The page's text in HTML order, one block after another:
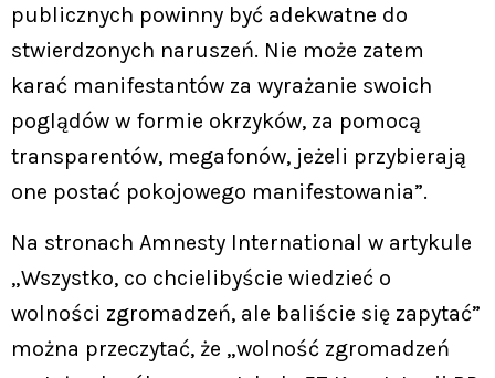
publicznych powinny być adekwatne do
stwierdzonych naruszeń. Nie może zatem
karać manifestantów za wyrażanie swoich
poglądów w formie okrzyków, za pomocą
transparentów, megafonów, jeżeli przybierają
one postać pokojowego manifestowania”.
Na stronach Amnesty International w artykule
„Wszystko, co chcielibyście wiedzieć o
wolności zgromadzeń, ale baliście się zapytać”
można przeczytać, że „wolność zgromadzeń